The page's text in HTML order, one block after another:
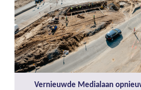
Vernieuwde Medialaan